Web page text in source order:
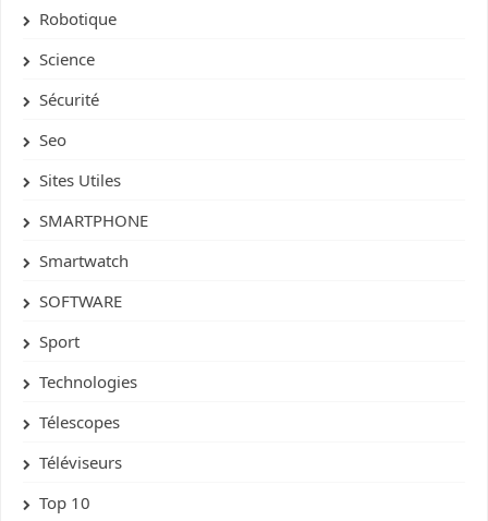
Robotique
Science
Sécurité
Seo
Sites Utiles
SMARTPHONE
Smartwatch
SOFTWARE
Sport
Technologies
Télescopes
Téléviseurs
Top 10